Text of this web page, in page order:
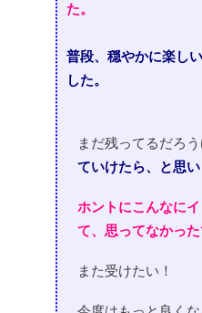
た。
普段、穏やかに楽し
した。
まだ残ってるだろう
ていけたら、
と思い
ホントにこんなに
て、 思ってなかった
また受けたい！